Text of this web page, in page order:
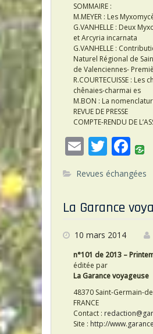
SOMMAIRE :
M.MEYER : Les
G.VANHELLE : Deux
et Arcyria incarnata
G.VANHELLE :
Naturel Régional de
de Valenciennes-
R.COURTECUISSE :
chênaies-charmai es
M.BON : La
REVUE DE PRESSE
COMPTE-RENDU DE
E
m
ai
l
T
w
itt
er
F
ac
e
b
o
k
Revues échangées
La Garance
10 mars 2014
n°101 de 2013 –
éditée par
La Garance voyageuse
48370 Saint-Germain-
FRANCE
Contact :
Site : http://